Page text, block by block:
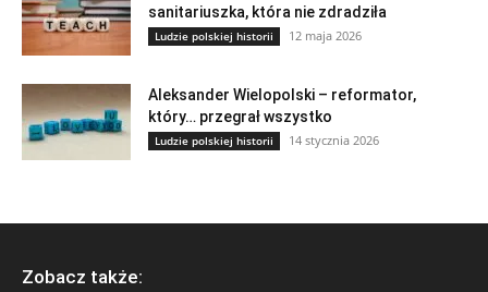
sanitariuszka, która nie zdradziła
Ludzie polskiej historii 12 maja 2026
Aleksander Wielopolski – reformator,
który… przegrał wszystko
Ludzie polskiej historii 14 stycznia 2026
Zobacz także: